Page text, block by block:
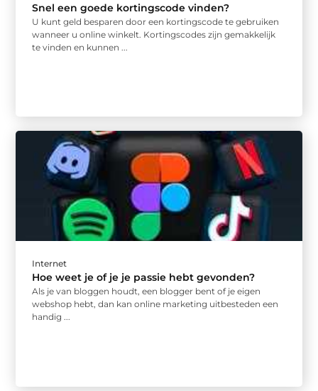
Snel een goede kortingscode vinden?
U kunt geld besparen door een kortingscode te gebruiken
wanneer u online winkelt. Kortingscodes zijn gemakkelijk
te vinden en kunnen ...
Internet
Hoe weet je of je je passie hebt gevonden?
Als je van bloggen houdt, een blogger bent of je eigen
webshop hebt, dan kan online marketing uitbesteden een
handig ...